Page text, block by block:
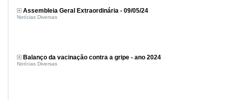
Assembleia Geral Extraordinária - 09/05/24
Notícias Diversas
Balanço da vacinação contra a gripe - ano 2024
Notícias Diversas